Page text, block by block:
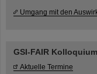
Umgang mit den
GSI-FAIR Kolloquium
Aktuelle Termine